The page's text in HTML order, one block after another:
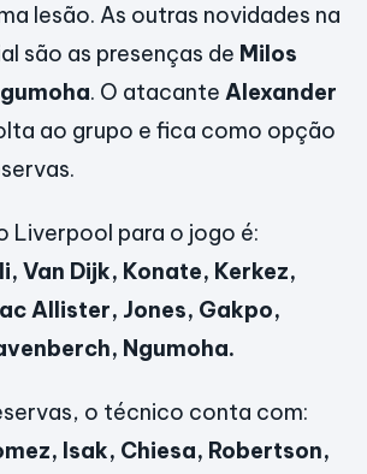
lesão. As outras novidades na
são as presenças de Milos
. O atacante Alexander
ao grupo e fica como opção
Liverpool para o jogo é:
Van Dijk, Konate, Kerkez,
Allister, Jones, Gakpo,
Ngumoha.
o técnico conta com:
Isak, Chiesa, Robertson,